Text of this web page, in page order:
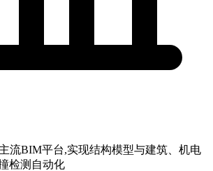
流BIM平台,实现结构模型与建筑、机电
检测自动化